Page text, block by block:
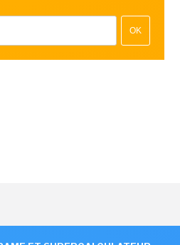
OK